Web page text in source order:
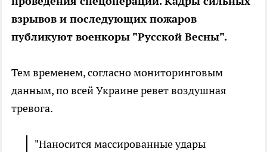
взрывов и последующих пожаров
публикуют военкоры "Русской Весны".
Тем временем, согласно мониторинговым
данным, по всей Украине ревет воздушная
тревога.
"Наносится массированные удары